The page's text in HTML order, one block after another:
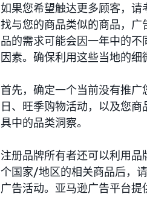
如果您希望触达更多顾客，
找与您的商品类似的商品，
品的需求可能会因一年中的
因素。确保利用这些当地的
首先，确定一个当前没有推
日、旺季购物活动，以及您
具中的品类洞察。
注册品牌所有者还可以利用
个国家/地区的相关商品后，
广告活动。亚马逊广告平台